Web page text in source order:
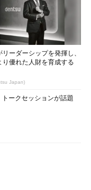
リーダーシップを発揮し、
り優れた人財を育成する
Japan)
ークセッションが話題